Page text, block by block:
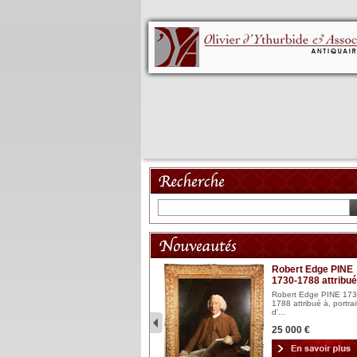
Robert Edge PINE
1730-1788
Robert Edge PINE
1788 attribué à,
d'...
25 000 €